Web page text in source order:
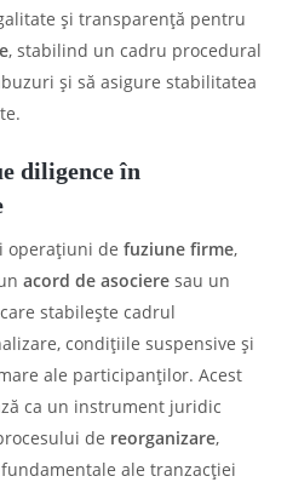
și transparență pentru
, stabilind un cadru procedural
și să asigure stabilitatea
diligence în
operațiuni de fuziune firme,
acord de asociere sau un
stabilește cadrul
condițiile suspensive și
ale participanților. Acest
ca un instrument juridic
de reorganizare,
ale tranzacției